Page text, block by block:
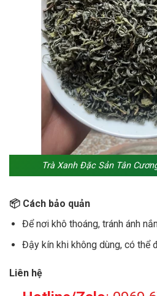
Trà Xanh Đặc Sản Tân
📦 Cách bảo quản
Để nơi khô thoáng, tránh ánh
Đậy kín khi không dùng, có thể
Liên hệ